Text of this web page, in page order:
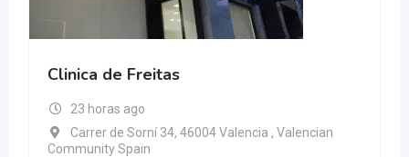
Clinica de Freitas
23 horas ago
Carrer de Sorní 34, 46004 Valencia , Valencian
Community Spain